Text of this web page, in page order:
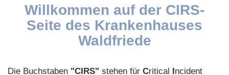
Willkommen auf der CIRS-
Seite des Krankenhauses
Waldfriede
Die Buchstaben "CIRS" stehen für Critical Incident